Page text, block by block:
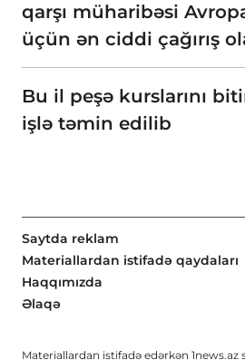
qarşı müharibəsi
üçün ən ciddi çağırış
Bu il peşə kurslarını
işlə təmin edilib
Saytda reklam
Materiallardan istifadə qaydaları
Haqqımızda
Əlaqə
Materiallardan istifadə edərkən 1news.az